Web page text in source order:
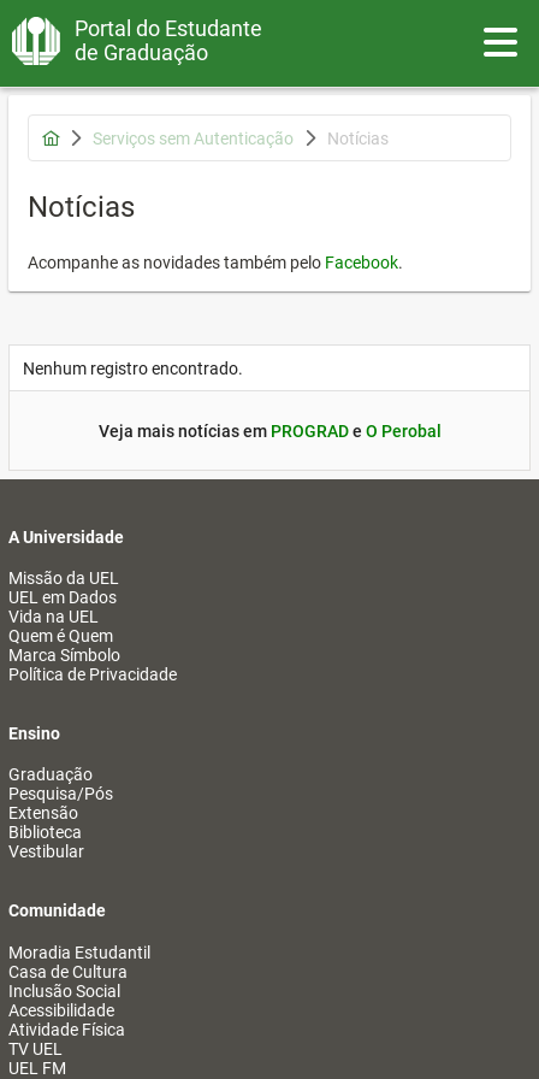
Portal do Estudante
de Graduação
Serviços sem Autenticação Notícias
Notícias
Acompanhe as novidades também pelo Facebook.
Nenhum registro encontrado.
Veja mais notícias em PROGRADe O Perobal
A Universidade
Missão da UEL
UEL em Dados
Vida na UEL
Quem é Quem
Marca Símbolo
Política de Privacidade
Ensino
Graduação
Pesquisa/Pós
Extensão
Biblioteca
Vestibular
Comunidade
Moradia Estudantil
Casa de Cultura
Inclusão Social
Acessibilidade
Atividade Física
TV UEL
UEL FM